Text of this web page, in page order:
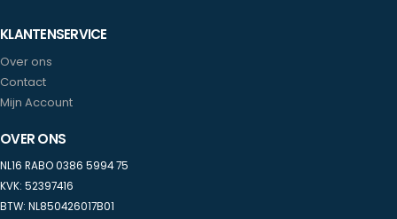
KLANTENSERVICE
Over ons
Contact
Mijn Account
OVER ONS
NL16 RABO 0386 5994 75
KVK: 52397416
BTW: NL850426017B01